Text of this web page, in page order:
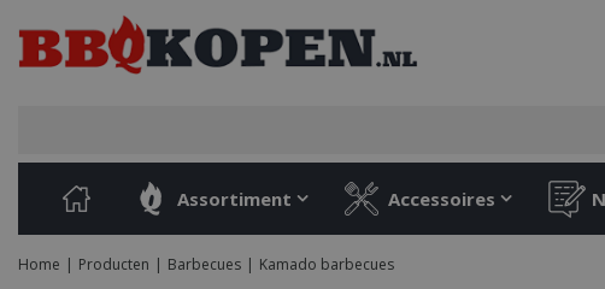
naar
content
Home Producten Barbecues Kamado barbecues
Assortiment Accessoires